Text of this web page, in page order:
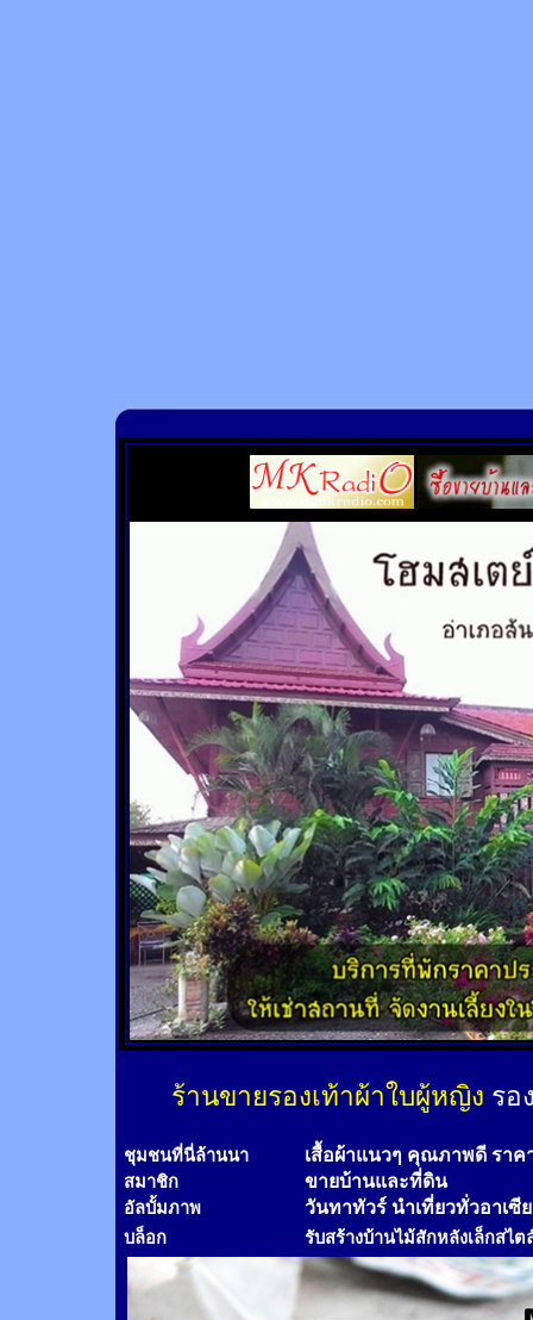
ร้านขายรองเท้าผ้าใบผู้หญิง รอ
ชุมชนที่นี่ล้านนา เสื้อผ้าแนวๆ คุณภาพดี ราค
สมาชิก ขายบ้านและที่ดิน
อัลบั้มภาพ วันทาทัวร์ นำเที่ยวทั่วอาเซี
บล็อก รับสร้างบ้านไม้สักหลังเล็กสไต